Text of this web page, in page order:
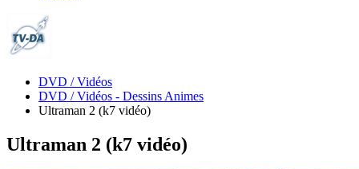
DVD / Vidéos
DVD / Vidéos - Dessins Animes
Ultraman 2 (k7 vidéo)
Ultraman 2 (k7 vidéo)